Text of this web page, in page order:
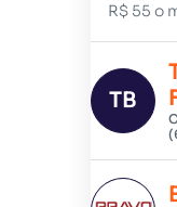
R$ 55 o
TB